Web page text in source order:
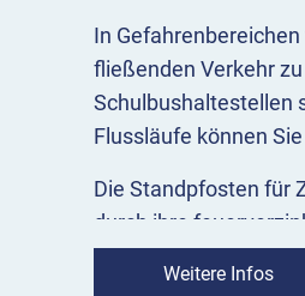
In
fließenden Verkehr
Schulbushaltestellen
Flussläufe können
Die Standpfosten für
durch ihre
Wetterlagen. Auf
Weitere Infos